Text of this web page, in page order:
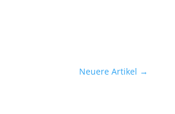
Neuere Artikel →